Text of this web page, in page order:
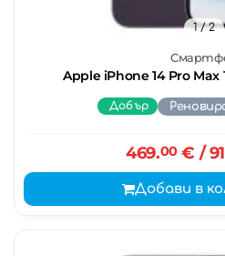
Apple iPhone 14 Pro Max
1/ 2
Добър
469.00€ /
Добави в